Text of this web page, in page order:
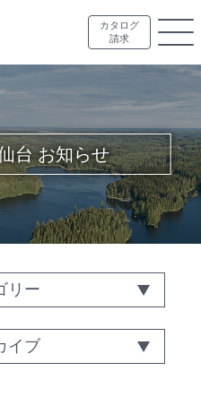
カタログ
請求
台 お知らせ
リー
イブ